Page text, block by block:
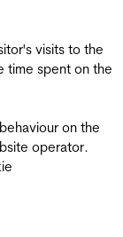
visits to the
time spent on the
on the
operator.